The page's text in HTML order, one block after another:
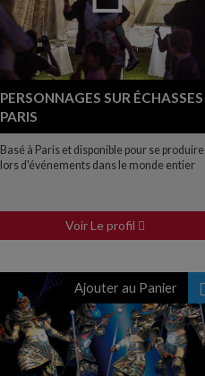
PERSONNAGES SUR ÉCHASSES
PARIS
Basé à Paris et disponible pour se produire
lors d'événements dans le monde entier
Voir Le profil
Ajouter au Panier